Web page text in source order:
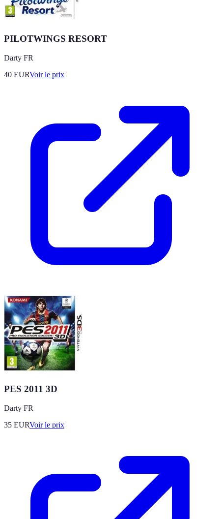
PILOTWINGS RESORT
Darty FR
40 EURVoir le prix
PES 2011 3D
Darty FR
35 EURVoir le prix